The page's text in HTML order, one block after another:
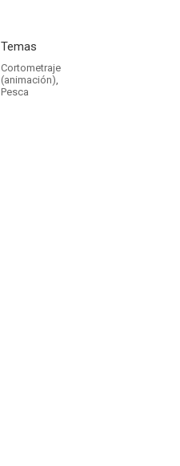
Temas
Cortometraje
(animación),
Pesca